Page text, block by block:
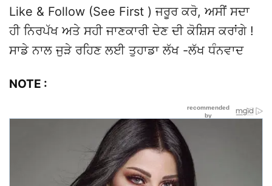
Like & Follow (See First ) ਜਰੂਰ ਕਰੋ, ਅਸੀਂ ਸਦਾ
ਹੀ ਨਿਰਪੱਖ ਅਤੇ ਸਹੀ ਜਾਣਕਾਰੀ ਦੇਣ ਦੀ ਕੋਸ਼ਿਸ ਕਰਾਂਗੇ !
ਸਾਡੇ ਨਾਲ ਜੁੜੇ ਰਹਿਣ ਲਈ ਤੁਹਾਡਾ ਲੱਖ -ਲੱਖ ਧੰਨਵਾਦ
NOTE :